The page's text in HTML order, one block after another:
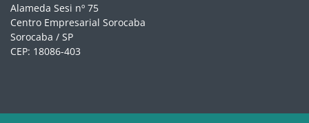
Alameda Sesi nº 75
Centro Empresarial Sorocaba
Sorocaba / SP
CEP: 18086-403